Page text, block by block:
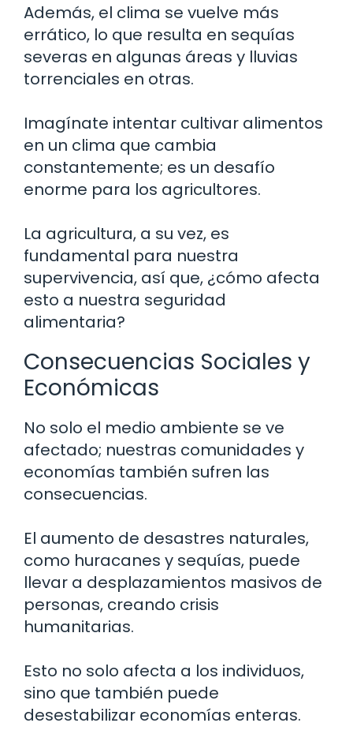
Además, el clima se vuelve más
errático, lo que resulta en sequías
severas en algunas áreas y lluvias
torrenciales en otras.
Imagínate intentar cultivar alimentos
en un clima que cambia
constantemente; es un desafío
enorme para los agricultores.
La agricultura, a su vez, es
fundamental para nuestra
supervivencia, así que, ¿cómo afecta
esto a nuestra seguridad
alimentaria?
Consecuencias Sociales y
Económicas
No solo el medio ambiente se ve
afectado; nuestras comunidades y
economías también sufren las
consecuencias.
El aumento de desastres naturales,
como huracanes y sequías, puede
llevar a desplazamientos masivos de
personas, creando crisis
humanitarias.
Esto no solo afecta a los individuos,
sino que también puede
desestabilizar economías enteras.